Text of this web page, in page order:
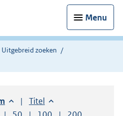
Menu
Uitgebreid zoeken
op:
aflopendSorteer op:
Titel oplopend